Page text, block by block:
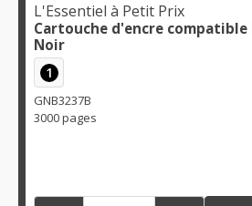
L'Essentiel à Petit Prix
Cartouche d'encre compatible
Noir
1
GNB3237B
3000 pages